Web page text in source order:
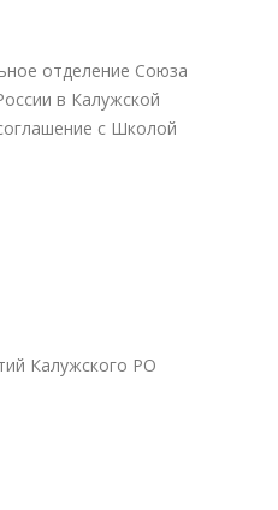
отделение Союза
в Калужской
с Школой
Калужского РО